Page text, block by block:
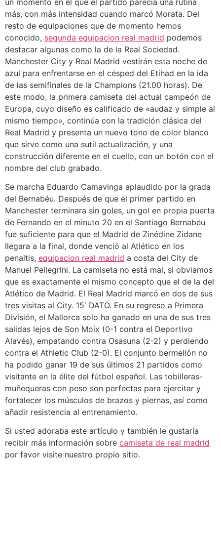
más, con más intensidad cuando marcó Morata. Del
resto de equipaciones que de momento hemos
conocido, segunda equipacion real madrid podemos
destacar algunas como la de la Real Sociedad.
Manchester City y Real Madrid vestirán esta noche de
azul para enfrentarse en el césped del Etihad en la ida
de las semifinales de la Champions (21.00 horas). De
este modo, la primera camiseta del actual campeón de
Europa, cuyo diseño es calificado de «audaz y simple al
mismo tiempo», continúa con la tradición clásica del
Real Madrid y presenta un nuevo tono de color blanco
que sirve como una sutil actualización, y una
construcción diferente en el cuello, con un botón con el
nombre del club grabado.
Se marcha Eduardo Camavinga aplaudido por la grada
del Bernabéu. Después de que el primer partido en
Manchester terminara sin goles, un gol en propia puerta
de Fernando en el minuto 20 en el Santiago Bernabéu
fue suficiente para que el Madrid de Zinédine Zidane
llegara a la final, donde venció al Atlético en los
penaltis, equipacion real madrid a costa del City de
Manuel Pellegrini. La camiseta no está mal, si obviamos
que es exactamente el mismo concepto que el de la del
Atlético de Madrid. El Real Madrid marcó en dos de sus
tres visitas al City. 15′ DATO. En su regreso a Primera
División, el Mallorca solo ha ganado en una de sus tres
salidas lejos de Son Moix (0-1 contra el Deportivo
Alavés), empatando contra Osasuna (2-2) y perdiendo
contra el Athletic Club (2-0). El conjunto bermellón no
ha podido ganar 19 de sus últimos 21 partidos como
visitante en la élite del fútbol español. Las tobilleras-
muñequeras con peso son perfectas para ejercitar y
fortalecer los músculos de brazos y piernas, así como
añadir resistencia al entrenamiento.
Si usted adoraba este artículo y también le gustaría
recibir más información sobre camiseta de real madrid
por favor visite nuestro propio sitio.